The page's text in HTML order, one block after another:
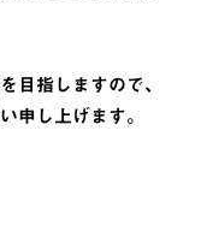
目指しますので、
申し上げます。